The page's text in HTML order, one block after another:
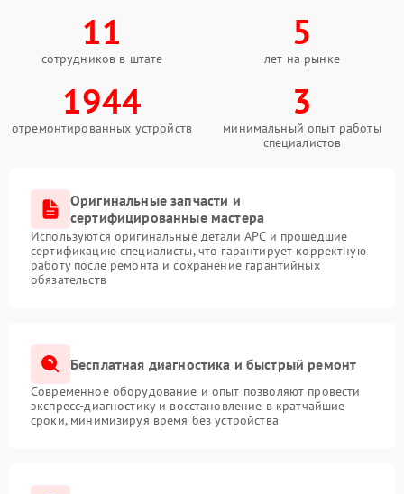
11
сотрудников в штате
5
лет на рынке
1944
отремонтированных устройств
3
минимальный опыт работы
специалистов
Оригинальные запчасти и
сертифицированные мастера
Используются оригинальные детали APC и прошедшие
сертификацию специалисты, что гарантирует корректную
работу после ремонта и сохранение гарантийных
обязательств
Бесплатная диагностика и быстрый ремонт
Современное оборудование и опыт позволяют провести
экспресс-диагностику и восстановление в кратчайшие
сроки, минимизируя время без устройства